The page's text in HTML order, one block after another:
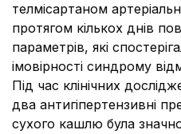
телмісартаном
протягом кількох днів
параметрів, які
імовірності синдрому
Під час клінічних
два антигіпертензивні
сухого кашлю була